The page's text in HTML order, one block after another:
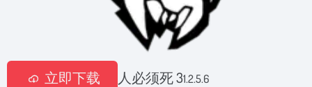
兽人必须死 31.2.5.6
立即下载